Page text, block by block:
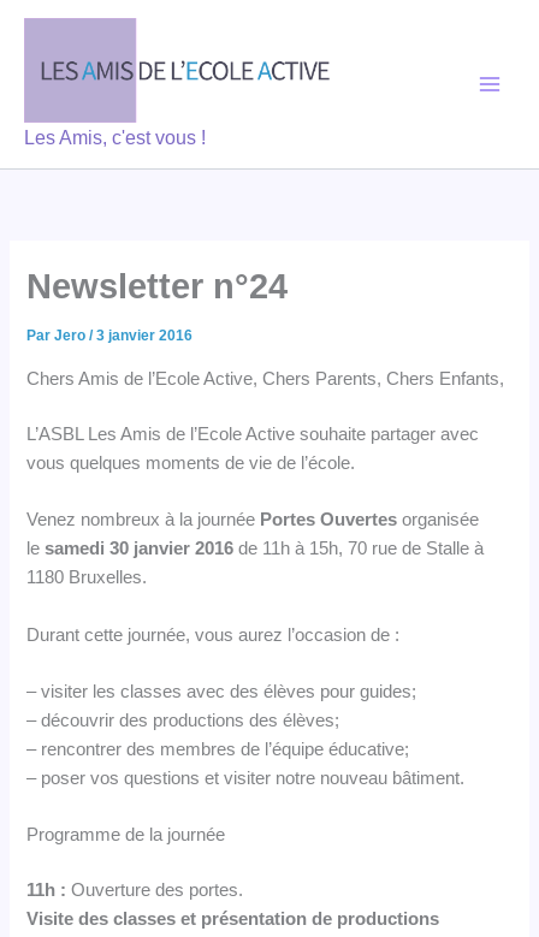
contenu
Les Amis, c'est vous !
Newsletter n°24
ParJero/3 janvier 2016
Chers Amis de l’Ecole Active, Chers Parents, Chers Enfants,
L’ASBL Les Amis de l’Ecole Active souhaite partager avec
vous quelques moments de vie de l’école.
Venez nombreux à la journée Portes Ouvertes organisée
lesamedi 30 janvier 2016 de 11h à 15h, 70 rue de Stalle à
1180 Bruxelles.
Durant cette journée, vous aurez l’occasion de :
– visiter les classes avec des élèves pour guides;
– découvrir des productions des élèves;
– rencontrer des membres de l’équipe éducative;
– poser vos questions et visiter notre nouveau bâtiment.
Programme de la journée
11h : Ouverture des portes.
Visite des classes et présentation de productions